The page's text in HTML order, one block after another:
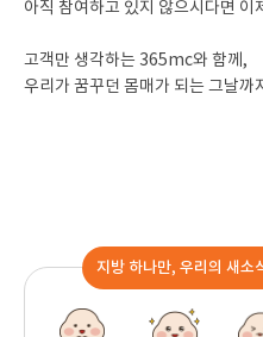
아직 참여하고 있지 않으시다면 이
고객만 생각하는 365mc와 함께,
우리가 꿈꾸던 몸매가 되는 그날까
지방 하나만, 우리의 새소